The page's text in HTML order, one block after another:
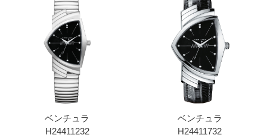
ベンチュラ
H24411232
ベンチュラ
H24411732